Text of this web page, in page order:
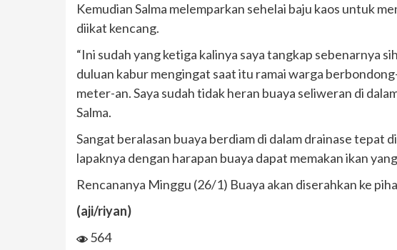
Kemudian Salma melemparkan sehelai baju kaos untuk
diikat kencang.
“Ini sudah yang ketiga kalinya saya tangkap sebenarnya
duluan kabur mengingat saat itu ramai warga
meter-an. Saya sudah tidak heran buaya seliweran di
Salma.
Sangat beralasan buaya berdiam di dalam drainase tepat
lapaknya dengan harapan buaya dapat memakan ikan
Rencananya Minggu (26/1) Buaya akan diserahkan ke
(aji/riyan)
564